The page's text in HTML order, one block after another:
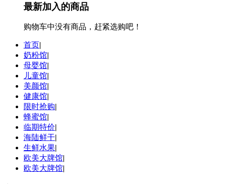
最新加入的商品
购物车中没有商品，赶紧选购吧！
首页|
奶粉馆|
母婴馆|
儿童馆|
美颜馆|
健康馆|
限时抢购|
蜂蜜馆|
临期特价|
海陆鲜干|
生鲜水果|
欧美大牌馆|
欧美大牌馆|